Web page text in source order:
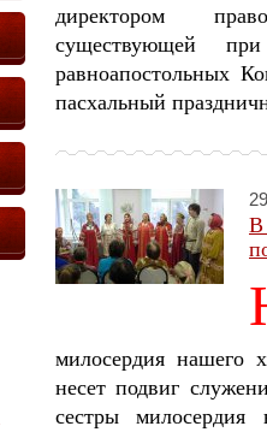
директором
существующей
равноапостольных
пасхальный
В
милосердия нашего
несет подвиг
сестры